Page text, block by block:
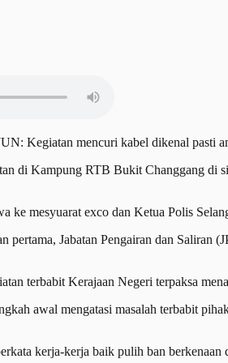
Kegiatan mencuri kabel dikenal pasti
di Kampung RTB Bukit Changgang di
ke mesyuarat exco dan Ketua Polis
Jabatan Pengairan dan Saliran
terbabit Kerajaan Negeri terpaksa
awal mengatasi masalah terbabit
kerja-kerja baik pulih ban berkenaan